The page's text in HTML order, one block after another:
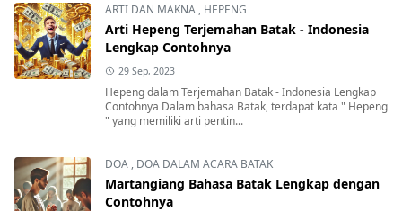
ARTI DAN MAKNA , HEPENG
Arti Hepeng Terjemahan Batak - Indonesia
Lengkap Contohnya
29 Sep, 2023
Hepeng dalam Terjemahan Batak - Indonesia Lengkap
Contohnya Dalam bahasa Batak, terdapat kata " Hepeng
" yang memiliki arti pentin...
DOA , DOA DALAM ACARA BATAK
Martangiang Bahasa Batak Lengkap dengan
Contohnya